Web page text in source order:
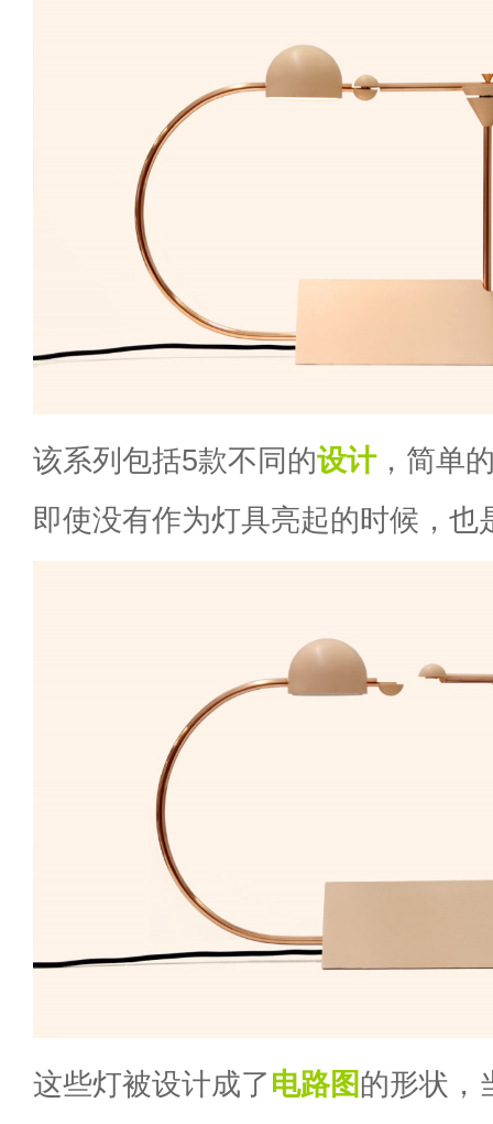
该系列包括5款不同的设计，简单
即使没有作为灯具亮起的时候，也
这些灯被设计成了电路图的形状，